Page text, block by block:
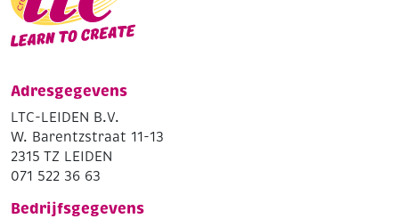
Adresgegevens
LTC-LEIDEN B.V.
W. Barentzstraat 11-13
2315 TZ LEIDEN
071 522 36 63
Bedrijfsgegevens